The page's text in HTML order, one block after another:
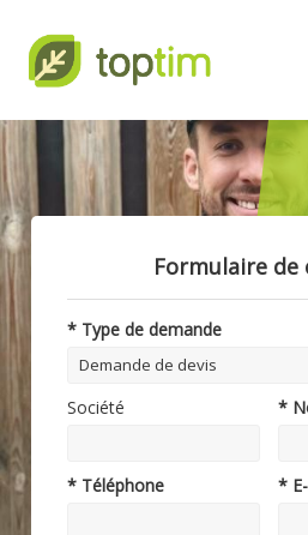
Formulaire de
* Type de demande
Société *
* Téléphone *